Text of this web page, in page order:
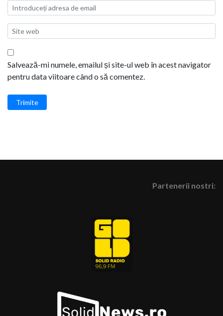
Salvează-mi numele, emailul și site-ul web în acest navigator
pentru data viitoare când o să comentez.
Trimite
Partenerii nostri: